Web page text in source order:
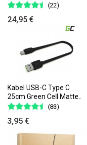
(22)
24,95 €
Kabel USB-C Type C
25cm Green Cell Matte..
(83)
3,95 €